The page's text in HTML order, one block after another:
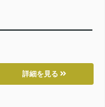
詳細を見る